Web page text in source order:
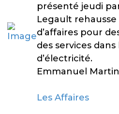
présenté jeudi
Legault rehausse
d’affaires pour
des services
d’électricité.
Emmanuel
Les Affaires